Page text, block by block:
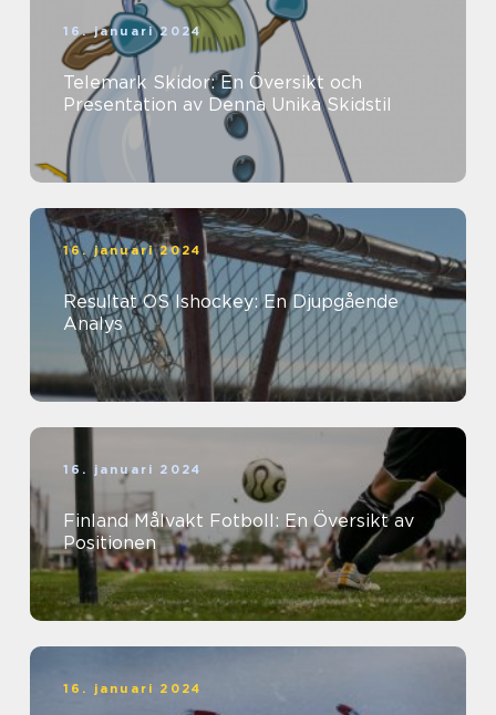
16. januari 2024
Telemark Skidor: En Översikt och
Presentation av Denna Unika Skidstil
16. januari 2024
Resultat OS Ishockey: En Djupgående
Analys
16. januari 2024
Finland Målvakt Fotboll: En Översikt av
Positionen
16. januari 2024